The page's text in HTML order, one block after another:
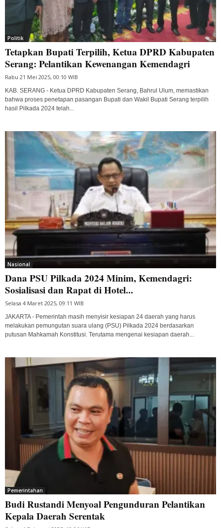
Politik
Tetapkan Bupati Terpilih, Ketua DPRD Kabupaten
Serang: Pelantikan Kewenangan Kemendagri
Rabu 21 Mei 2025, 00:10 WIB
KAB. SERANG - Ketua DPRD Kabupaten Serang, Bahrul Ulum, memastikan
bahwa proses penetapan pasangan Bupati dan Wakil Bupati Serang terpilih
hasil Pilkada 2024 telah...
Nasional
Dana PSU Pilkada 2024 Minim, Kemendagri:
Sosialisasi dan Rapat di Hotel...
Selasa 4 Maret 2025, 09:11 WIB
JAKARTA - Pemerintah masih menyisir kesiapan 24 daerah yang harus
melakukan pemungutan suara ulang (PSU) Pilkada 2024 berdasarkan
putusan Mahkamah Konstitusi. Terutama mengenai kesiapan daerah...
Pemerintahan
Budi Rustandi Menyoal Pengunduran Pelantikan
Kepala Daerah Serentak